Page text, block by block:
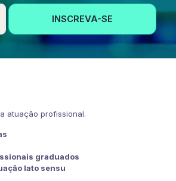
INSCREVA-SE
atuação profissional.
graduados
lato sensu